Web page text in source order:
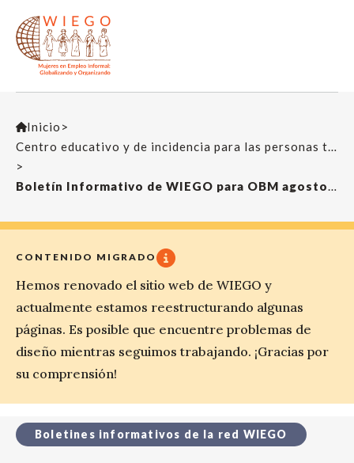
Inicio >
Centro educativo y de incidencia para las personas trabajadoras
>
Boletín Informativo de WIEGO para OBM agosto 2013
CONTENIDO MIGRADO
Hemos renovado el sitio web de WIEGO y
actualmente estamos reestructurando algunas
páginas. Es posible que encuentre problemas de
diseño mientras seguimos trabajando. ¡Gracias por
su comprensión!
Boletines informativos de la red WIEGO